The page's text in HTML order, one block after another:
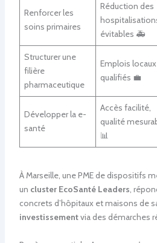
Renforcer les
soins primaires
Réduction des
évitables 🚑
Structurer une
filière
pharmaceutique
Emplois locaux
qualifiés 💼
Développer la e-
santé
Accès facilité,
qualité
📊
À Marseille, une PME de dispositifs
un cluster EcoSanté Leaders,
concrets d’hôpitaux et maisons de
investissementvia des démarches